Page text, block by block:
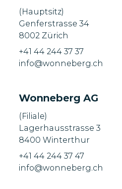
(Hauptsitz)
Genferstrasse 34
8002 Zürich
+41 44 244 37 37
info@wonneberg.ch
Wonneberg AG
(Filiale)
Lagerhausstrasse 3
8400 Winterthur
+41 44 244 37 47
info@wonneberg.ch